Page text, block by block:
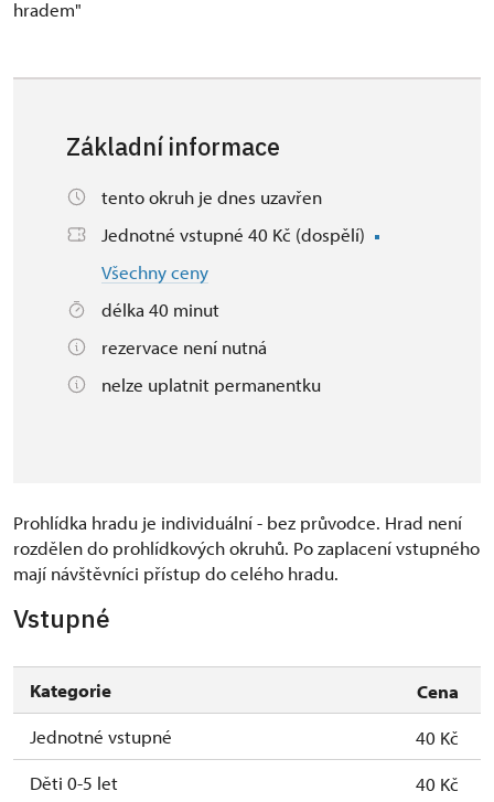
hradem"
Základní informace
tento okruh je dnes uzavřen
Jednotné vstupné 40 Kč (dospělí)
Všechny ceny
délka 40 minut
rezervace není nutná
nelze uplatnit permanentku
Prohlídka hradu je individuální - bez průvodce. Hrad není
rozdělen do prohlídkových okruhů. Po zaplacení vstupného
mají návštěvníci přístup do celého hradu.
Vstupné
Kategorie
Cena
Jednotné vstupné
40 Kč
Děti 0-5 let
40 Kč